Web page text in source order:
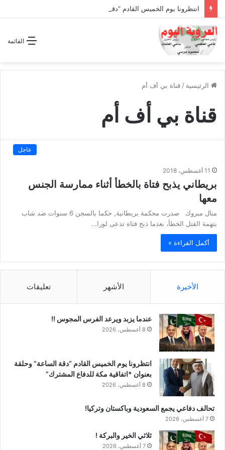
القائمة
الرئيسية / قناة بي أف أم
قناة بي أف أم
عاجل
11 أغسطس، 2018
بريطاني يذبح فتاة بالخطأ أثناء ممارسة الجنس
معها
منال مبروك صدرت محكمة بريطانية, حكما بالسجن 6 سنوات ضد شاب
بتهمة القتل الخطأ، بعدما ذبح فتاة تدعى لورا…
أكمل القراءة »
الأخيرة الأشهر تعليقات
عندما يزبد ويرعد الفرس المجوس !!
8 أغسطس، 2026
انتظرونا يوم الخميس القادم “دقة الساعة” وحلقة
بعنوان *اتفاقية مكة للدفاع المشترك”
8 أغسطس، 2026
تحالف دفاعي يجمع السعودية وباكستان وتركيا!
7 أغسطس، 2026
ثلاثي الخير والبركة !
7 أغسطس، 2026